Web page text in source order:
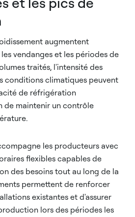
augmentent
vendanges et les périodes de
traités, l'intensité des
conditions climatiques peuvent
de réfrigération
de maintenir un contrôle
les producteurs avec
flexibles capables de
des besoins tout au long de la
permettent de renforcer
existantes et d'assurer
lors des périodes les